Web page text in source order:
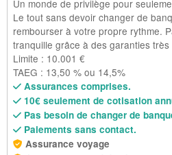
Un monde de privilège pour
Le tout sans devoir changer de
rembourser à votre propre rythme.
tranquille grâce à des garanties
Limite : 10.001 €
TAEG : 13,50 % ou 14,5%
Assurances comprises.
10€ seulement de cotisation
Pas besoin de changer de
Paiements sans contact.
Assurance voyage